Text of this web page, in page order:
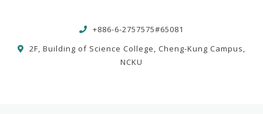
+886-6-2757575#65081
2F, Building of Science College, Cheng-Kung Campus,
NCKU